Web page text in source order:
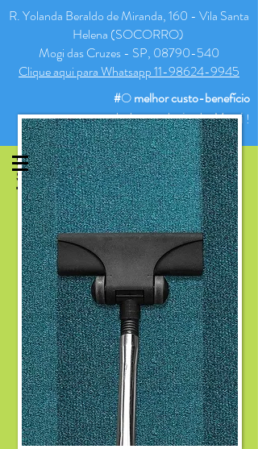
R. Yolanda Beraldo de Miranda, 160 - Vila Santa
Helena (SOCORRO)
Mogi das Cruzes - SP, 08790-540
Clique aqui para Whatsapp 11-98624-9945
#Omelhorcusto-benefício
de Lavanderia de Mogi!
SAIBA MAIS INFORMAÇÕES
SOBRE A LAVANDERIA PARA
TAPETES